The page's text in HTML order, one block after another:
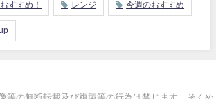
おすすめ！ レンジ 今週のおすすめ